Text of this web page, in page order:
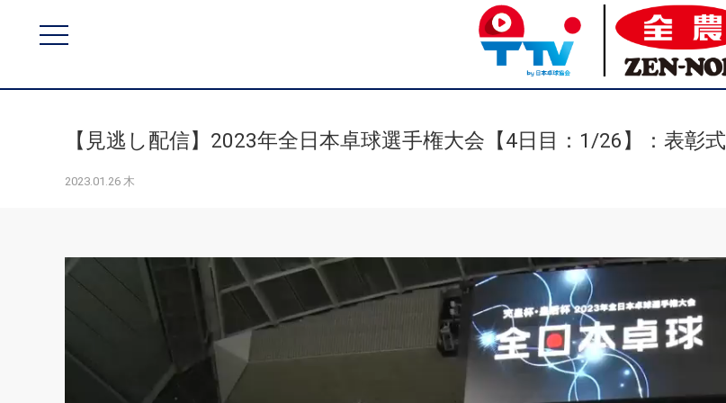
【見逃し配信】2023年全日本卓球選手権大会【4日目：1/26】：表彰式
2023.01.26 木